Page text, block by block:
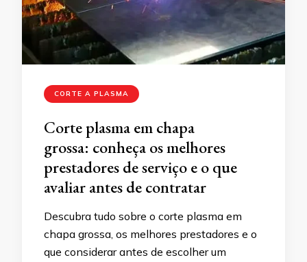
CORTE A PLASMA
Corte plasma em chapa
grossa: conheça os melhores
prestadores de serviço e o que
avaliar antes de contratar
Descubra tudo sobre o corte plasma em
chapa grossa, os melhores prestadores e o
que considerar antes de escolher um